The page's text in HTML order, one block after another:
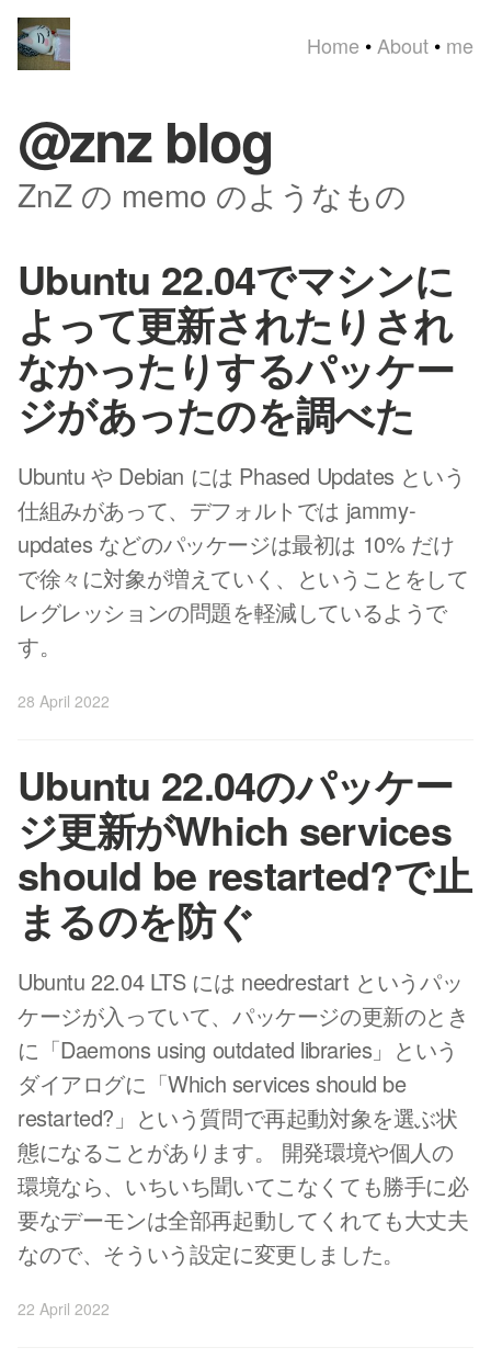
Home • About • me
@znz blog
ZnZ の memo のようなもの
Ubuntu 22.04でマシンに
よって更新されたりされ
なかったりするパッケー
ジがあったのを調べた
Ubuntu や Debian には Phased Updates という
仕組みがあって、デフォルトでは jammy-
updates などのパッケージは最初は 10% だけ
で徐々に対象が増えていく、ということをして
レグレッションの問題を軽減しているようで
す。
28 April 2022
Ubuntu 22.04のパッケー
ジ更新がWhich services
should be restarted?で止
まるのを防ぐ
Ubuntu 22.04 LTS には needrestart というパッ
ケージが入っていて、パッケージの更新のとき
に「Daemons using outdated libraries」という
ダイアログに「Which services should be
restarted?」という質問で再起動対象を選ぶ状
態になることがあります。 開発環境や個人の
環境なら、いちいち聞いてこなくても勝手に必
要なデーモンは全部再起動してくれても大丈夫
なので、そういう設定に変更しました。
22 April 2022